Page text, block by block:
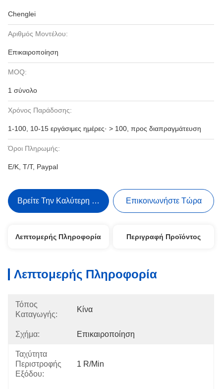
Chenglei
Αριθμός Μοντέλου:
Επικαιροποίηση
MOQ:
1 σύνολο
Χρόνος Παράδοσης:
1-100, 10-15 εργάσιμες ημέρες· > 100, προς διαπραγμάτευση
Όροι Πληρωμής:
Ε/Κ, Τ/Τ, Paypal
Βρείτε Την Καλύτερη Τιμή Επικοινωνήστε Τώρα
Λεπτομερής Πληροφορία Περιγραφή Προϊόντος
Λεπτομερής Πληροφορία
Τόπος
Καταγωγής:
Κίνα
Σχήμα: Επικαιροποίηση
Ταχύτητα
Περιστροφής
Εξόδου:
1 R/min